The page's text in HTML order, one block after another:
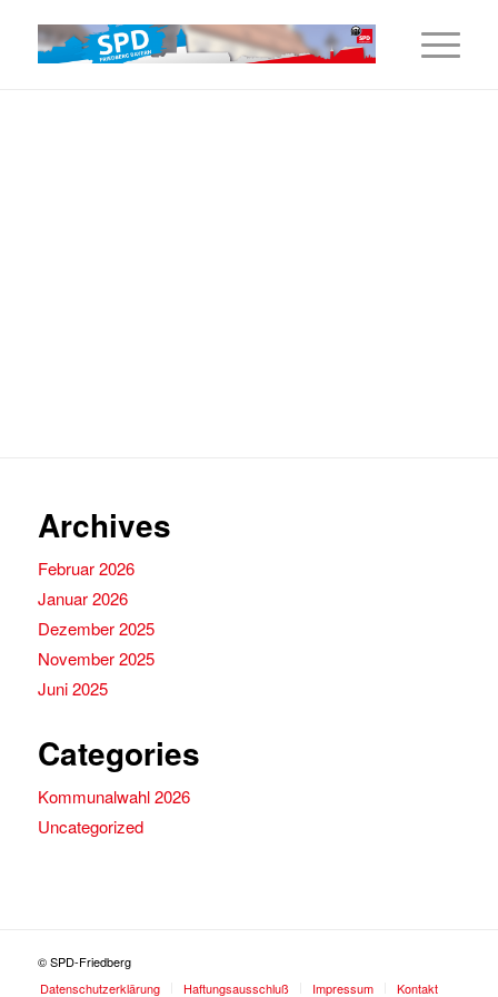
Archives
Februar 2026
Januar 2026
Dezember 2025
November 2025
Juni 2025
Categories
Kommunalwahl 2026
Uncategorized
© SPD-Friedberg
Datenschutzerklärung
Haftungsausschluß Impressum Kontakt